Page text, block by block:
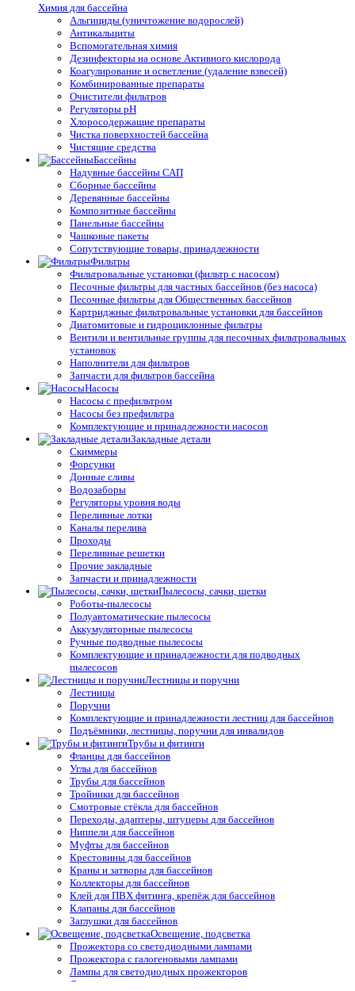
Химия для бассейна
Альгициды (уничтожение водорослей)
Антикальциты
Вспомогательная химия
Дезинфекторы на основе Активного кислорода
Коагулирование и осветление (удаление взвесей)
Комбинированные препараты
Очистители фильтров
Регуляторы pH
Хлоросодержащие препараты
Чистка поверхностей бассейна
Чистящие средства
Бассейны
Надувные бассейны САП
Сборные бассейны
Деревянные бассейны
Композитные бассейны
Панельные бассейны
Чашковые пакеты
Сопутствующие товары, принадлежности
Фильтры
Фильтровальные установки (фильтр с насосом)
Песочные фильтры для частных бассейнов (без насоса)
Песочные фильтры для Общественных бассейнов
Картриджные фильтровальные установки для бассейнов
Диатомитовые и гидроциклонные фильтры
Вентили и вентильные группы для песочных фильтровальных
установок
Наполнители для фильтров
Запчасти для фильтров бассейна
Насосы
Насосы с префильтром
Насосы без префильтра
Комплектующие и принадлежности насосов
Закладные детали
Скиммеры
Форсунки
Донные сливы
Водозаборы
Регуляторы уровня воды
Переливные лотки
Каналы перелива
Проходы
Переливные решетки
Прочие закладные
Запчасти и принадлежности
Пылесосы, сачки, щетки
Роботы-пылесосы
Полуавтоматические пылесосы
Аккумуляторные пылесосы
Ручные подводные пылесосы
Комплектующие и принадлежности для подводных
пылесосов
Лестницы и поручни
Лестницы
Поручни
Комплектующие и принадлежности лестниц для бассейнов
Подъёмники, лестницы, поручни для инвалидов
Трубы и фитинги
Фланцы для бассейнов
Углы для бассейнов
Трубы для бассейнов
Тройники для бассейнов
Смотровые стёкла для бассейнов
Переходы, адаптеры, штуцеры для бассейнов
Ниппели для бассейнов
Муфты для бассейнов
Крестовины для бассейнов
Краны и затворы для бассейнов
Коллекторы для бассейнов
Клей для ПВХ фитинга, крепёж для бассейнов
Клапаны для бассейнов
Заглушки для бассейнов
Освещение, подсветка
Прожектора со светодиодными лампами
Прожектора с галогеновыми лампами
Лампы для светодиодных прожекторов
Лампы для галогеновых прожекторов